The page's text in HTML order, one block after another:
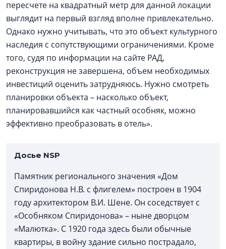
пересчете на квадратный метр для данной локации
выглядит на первый взгляд вполне привлекательно.
Однако нужно учитывать, что это объект культурного
наследия с сопутствующими ограничениями. Кроме
того, судя по информации на сайте РАД,
реконструкция не завершена, объем необходимых
инвестиций оценить затрудняюсь. Нужно смотреть
планировки объекта – насколько объект,
планировавшийся как частный особняк, можно
эффективно преобразовать в отель».
Досье NSP
Памятник регионального значения «Дом
Спиридонова Н.В. с флигелем» построен в 1904
году архитектором В.И. Шене. Он соседствует с
«Особняком Спиридонова» – ныне дворцом
«Малютка». С 1920 года здесь были обычные
квартиры, в войну здание сильно пострадало,